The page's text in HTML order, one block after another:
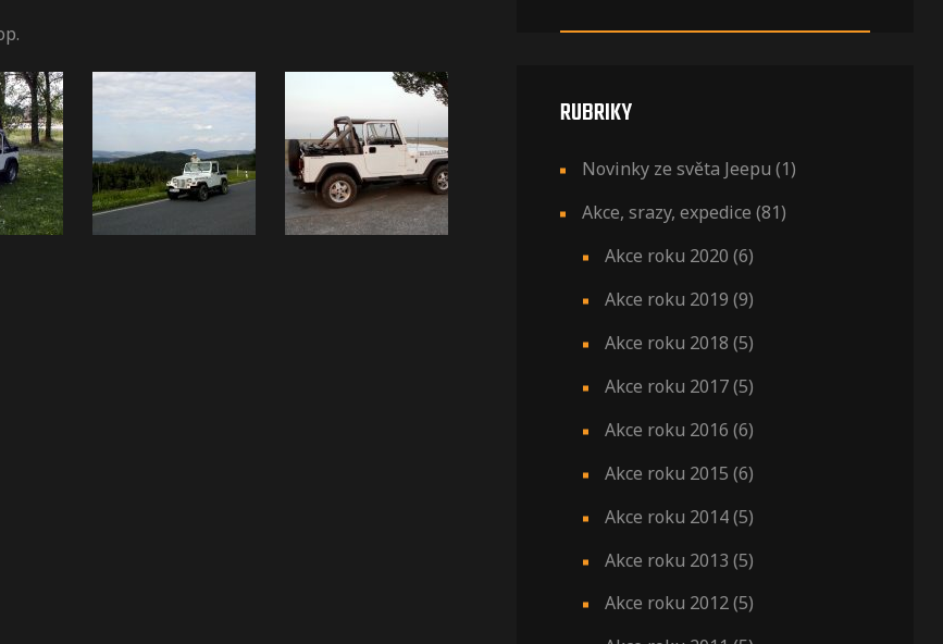
RUBRIKY
Novinky ze světa Jeepu (1)
Akce, srazy, expedice (81)
Akce roku 2020 (6)
Akce roku 2019 (9)
Akce roku 2018 (5)
Akce roku 2017(5)
Akce roku 2016 (6)
Akce roku 2015 (6)
Akce roku 2014(5)
Akce roku 2013 (5)
Akce roku 2012(5)